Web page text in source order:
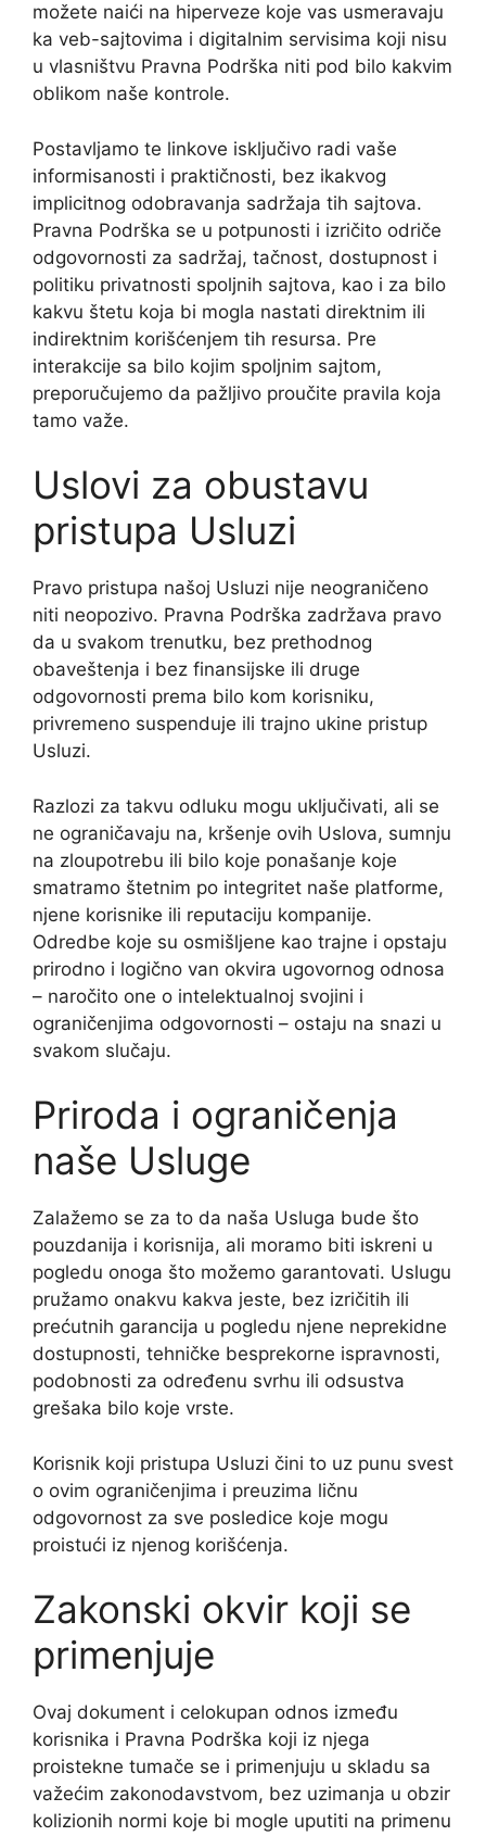
možete naići na hiperveze koje vas usmeravaju
ka veb-sajtovima i digitalnim servisima koji nisu
u vlasništvu Pravna Podrška niti pod bilo kakvim
oblikom naše kontrole.
Postavljamo te linkove isključivo radi vaše
informisanosti i praktičnosti, bez ikakvog
implicitnog odobravanja sadržaja tih sajtova.
Pravna Podrška se u potpunosti i izričito odriče
odgovornosti za sadržaj, tačnost, dostupnost i
politiku privatnosti spoljnih sajtova, kao i za bilo
kakvu štetu koja bi mogla nastati direktnim ili
indirektnim korišćenjem tih resursa. Pre
interakcije sa bilo kojim spoljnim sajtom,
preporučujemo da pažljivo proučite pravila koja
tamo važe.
Uslovi za obustavu
pristupa Usluzi
Pravo pristupa našoj Usluzi nije neograničeno
niti neopozivo. Pravna Podrška zadržava pravo
da u svakom trenutku, bez prethodnog
obaveštenja i bez finansijske ili druge
odgovornosti prema bilo kom korisniku,
privremeno suspenduje ili trajno ukine pristup
Usluzi.
Razlozi za takvu odluku mogu uključivati, ali se
ne ograničavaju na, kršenje ovih Uslova, sumnju
na zloupotrebu ili bilo koje ponašanje koje
smatramo štetnim po integritet naše platforme,
njene korisnike ili reputaciju kompanije.
Odredbe koje su osmišljene kao trajne i opstaju
prirodno i logično van okvira ugovornog odnosa
– naročito one o intelektualnoj svojini i
ograničenjima odgovornosti – ostaju na snazi u
svakom slučaju.
Priroda i ograničenja
naše Usluge
Zalažemo se za to da naša Usluga bude što
pouzdanija i korisnija, ali moramo biti iskreni u
pogledu onoga što možemo garantovati. Uslugu
pružamo onakvu kakva jeste, bez izričitih ili
prećutnih garancija u pogledu njene neprekidne
dostupnosti, tehničke besprekorne ispravnosti,
podobnosti za određenu svrhu ili odsustva
grešaka bilo koje vrste.
Korisnik koji pristupa Usluzi čini to uz punu svest
o ovim ograničenjima i preuzima ličnu
odgovornost za sve posledice koje mogu
proistući iz njenog korišćenja.
Zakonski okvir koji se
primenjuje
Ovaj dokument i celokupan odnos između
korisnika i Pravna Podrška koji iz njega
proistekne tumače se i primenjuju u skladu sa
važećim zakonodavstvom, bez uzimanja u obzir
kolizionih normi koje bi mogle uputiti na primenu